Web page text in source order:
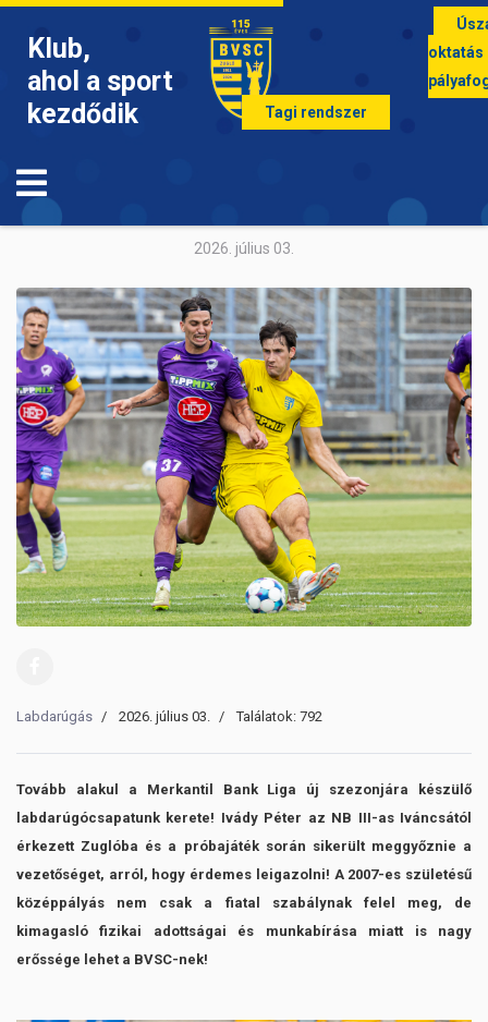
Klub,
ahol a sport
kezdődik
Tagi rendszer
oktatás
Fiatal középpályással erősítettünk
2026. július 03.
Labdarúgás 2026. július 03. Találatok: 792
Tovább alakul a Merkantil Bank Liga új szezonjára készülő
labdarúgócsapatunk kerete! Ivády Péter az NB III-as Iváncsától
érkezett Zuglóba és a próbajáték során sikerült meggyőznie a
vezetőséget, arról, hogy érdemes leigazolni! A 2007-es születésű
középpályás nem csak a fiatal szabálynak felel meg, de
kimagasló fizikai adottságai és munkabírása miatt is nagy
erőssége lehet a BVSC-nek!